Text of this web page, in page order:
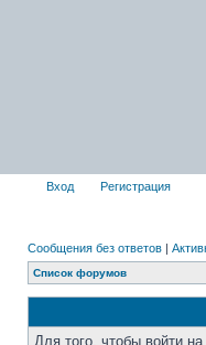
Вход Регистрация
Сообщения без ответов |
Список форумов
Для того, чтобы войти